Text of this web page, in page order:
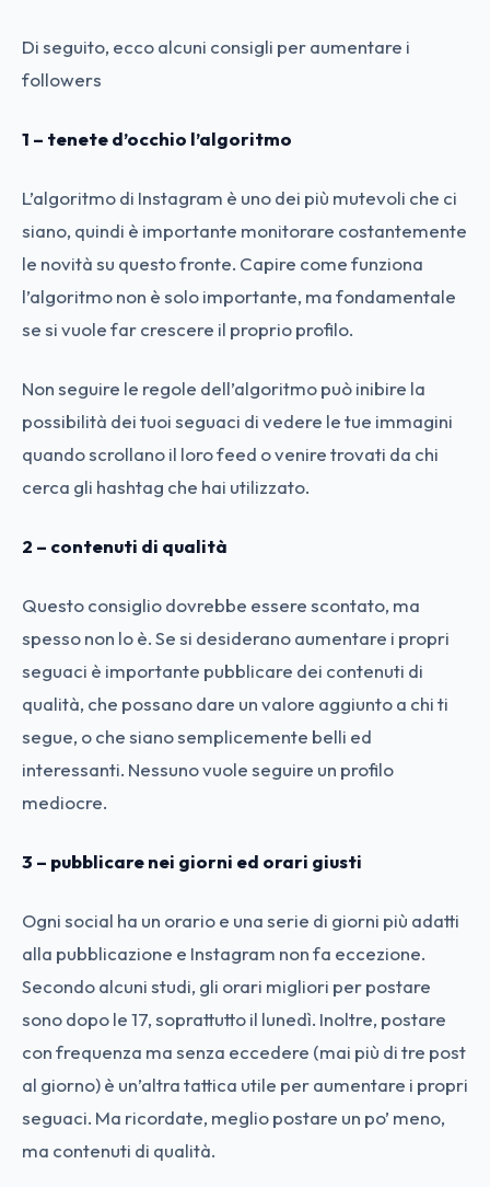
Di seguito, ecco alcuni consigli per aumentare i
followers
1 – tenete d’occhio l’algoritmo
L’algoritmo di Instagram è uno dei più mutevoli che ci
siano, quindi è importante monitorare costantemente
le novità su questo fronte. Capire come funziona
l’algoritmo non è solo importante, ma fondamentale
se si vuole far crescere il proprio profilo.
Non seguire le regole dell’algoritmo può inibire la
possibilità dei tuoi seguaci di vedere le tue immagini
quando scrollano il loro feed o venire trovati da chi
cerca gli hashtag che hai utilizzato.
2 – contenuti di qualità
Questo consiglio dovrebbe essere scontato, ma
spesso non lo è. Se si desiderano aumentare i propri
seguaci è importante pubblicare dei contenuti di
qualità, che possano dare un valore aggiunto a chi ti
segue, o che siano semplicemente belli ed
interessanti. Nessuno vuole seguire un profilo
mediocre.
3 – pubblicare nei giorni ed orari giusti
Ogni social ha un orario e una serie di giorni più adatti
alla pubblicazione e Instagram non fa eccezione.
Secondo alcuni studi, gli orari migliori per postare
sono dopo le 17, soprattutto il lunedì. Inoltre, postare
con frequenza ma senza eccedere (mai più di tre post
al giorno) è un’altra tattica utile per aumentare i propri
seguaci. Ma ricordate, meglio postare un po’ meno,
ma contenuti di qualità.